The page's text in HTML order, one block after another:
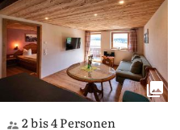
2 bis 4 Personen